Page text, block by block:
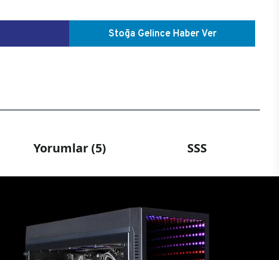
Stoğa Gelince Haber Ver
Yorumlar (5) SSS